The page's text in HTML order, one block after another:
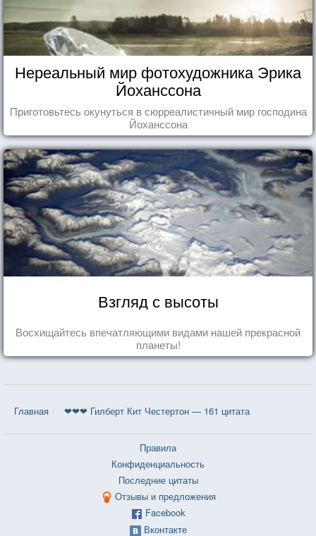
Нереальный мир фотохудожника Эрика
Йоханссона
Приготовьтесь окунуться в сюрреалистичный мир господина
Йоханссона
Взгляд с высоты
Восхищайтесь впечатляющими видами нашей прекрасной
планеты!
Главная ❤❤❤ Гилберт Кит Честертон — 161 цитата
Правила
Конфиденциальность
Последние цитаты
Отзывы и предложения
Facebook
Вконтакте